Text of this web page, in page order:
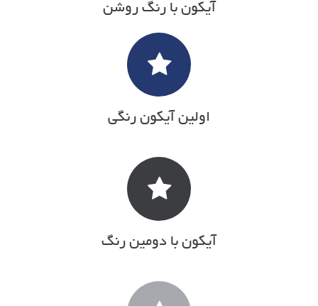
آیکون با رنگ روشن
اولین آیکون رنگی
آیکون با دومین رنگ